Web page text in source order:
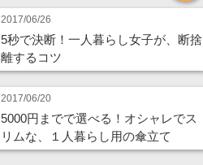
2017/06/26
5秒で決断！一人暮らし女子が、断捨
離するコツ
2017/06/20
5000円までで選べる！オシャレでス
リムな、１人暮らし用の傘立て